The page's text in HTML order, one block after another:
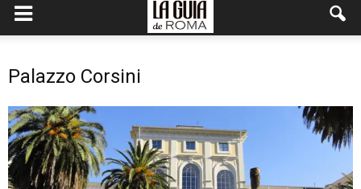
Palazzo Corsini